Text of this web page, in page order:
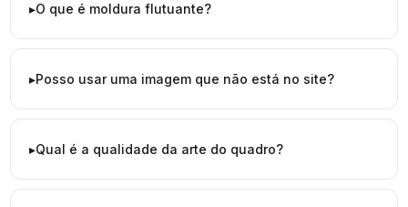
O que é moldura flutuante?
Posso usar uma imagem que não está no site?
Qual é a qualidade da arte do quadro?